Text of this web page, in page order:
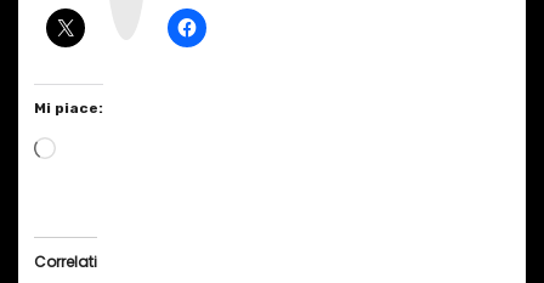
Mi piace:
C
Correlati